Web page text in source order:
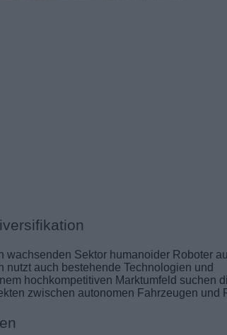
Sektor humanoider Roboter
auch bestehende Technologien und
hochkompetitiven Marktumfeld suchen
zwischen autonomen Fahrzeugen und